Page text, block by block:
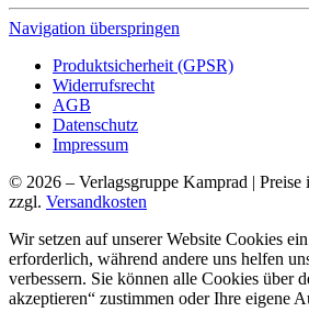
Navigation überspringen
Produktsicherheit (GPSR)
Widerrufsrecht
AGB
Datenschutz
Impressum
© 2026 – Verlagsgruppe Kamprad |
zzgl. Versandkosten
Wir setzen auf unserer Website Cookies
erforderlich, während andere uns helfen
verbessern. Sie können alle Cookies über
akzeptieren“ zustimmen oder Ihre eigene